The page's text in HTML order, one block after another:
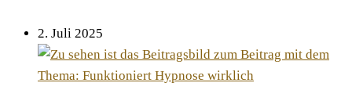
2. Juli 2025